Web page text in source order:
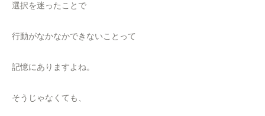
選択を迷ったことで
行動がなかなかできないことって
記憶にありますよね。
そうじゃなくても、